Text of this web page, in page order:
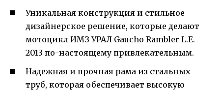
Уникальная конструкция и стильное
дизайнерское решение, которые делают
мотоцикл ИМЗ УРАЛ Gaucho Rambler L.E.
2013 по-настоящему привлекательным.
Надежная и прочная рама из стальных
труб, которая обеспечивает высокую